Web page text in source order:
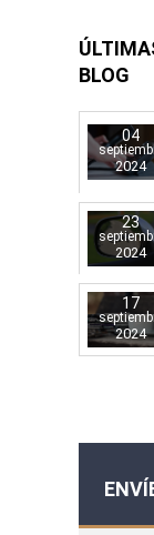
BLOG
04
2024
23
2024
17
2024